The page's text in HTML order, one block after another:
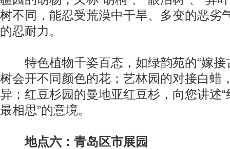
树不同，能忍受荒漠中干旱、多变的恶劣
的忍耐力。
特色植物千姿百态，如绿韵苑的“嫁接
树会开不同颜色的花；艺林园的对接白蜡
异；红豆杉园的曼地亚红豆杉，向您讲述
最相思”的意境。
地点六：青岛区市展园